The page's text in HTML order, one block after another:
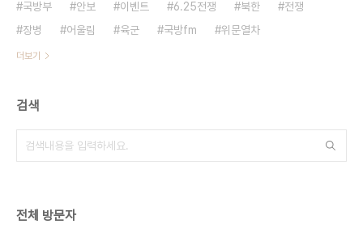
국방부
안보 이벤트 6.25전쟁 북한
전쟁
장병
어울림 육군 국방fm 위문열차
더보기
검색
전체 방문자